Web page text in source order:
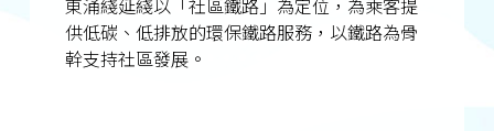
東涌綫延綫以「社區鐵路」為定位，為乘客提
供低碳、低排放的環保鐵路服務，以鐵路為骨
幹支持社區發展。